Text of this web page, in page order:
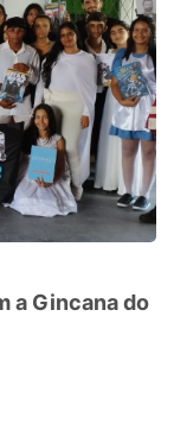
a Gincana do